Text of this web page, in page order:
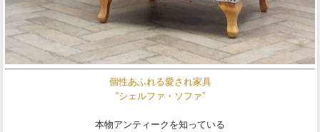
個性あふれる愛され家具
“シェルファ・ソファ”
本物アンティークを知っている